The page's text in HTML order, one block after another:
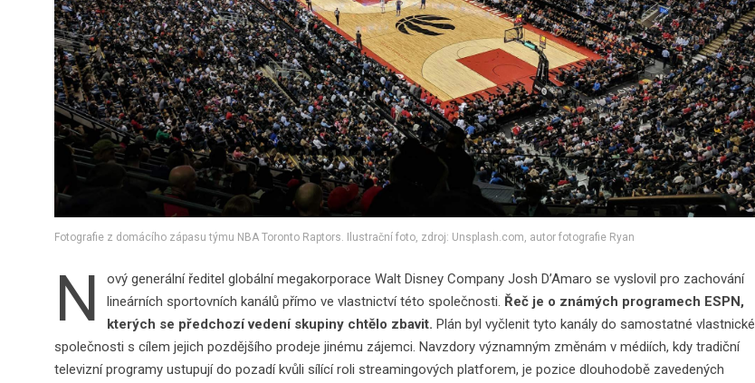
Fotografie z domácího zápasu týmu NBA Toronto Raptors. Ilustrační foto, zdroj: Unsplash.com, autor fotografie Ryan
N
ový generální ředitel globální megakorporace Walt Disney Company Josh D’Amaro se vyslovil pro zachování
lineárních sportovních kanálů přímo ve vlastnictví této společnosti. Řeč je o známých programech ESPN,
kterých se předchozí vedení skupiny chtělo zbavit. Plán byl vyčlenit tyto kanály do samostatné vlastnické
společnosti s cílem jejich pozdějšího prodeje jinému zájemci. Navzdory významným změnám v médiích, kdy tradiční
televizní programy ustupují do pozadí kvůli sílící roli streamingových platforem, je pozice dlouhodobě zavedených